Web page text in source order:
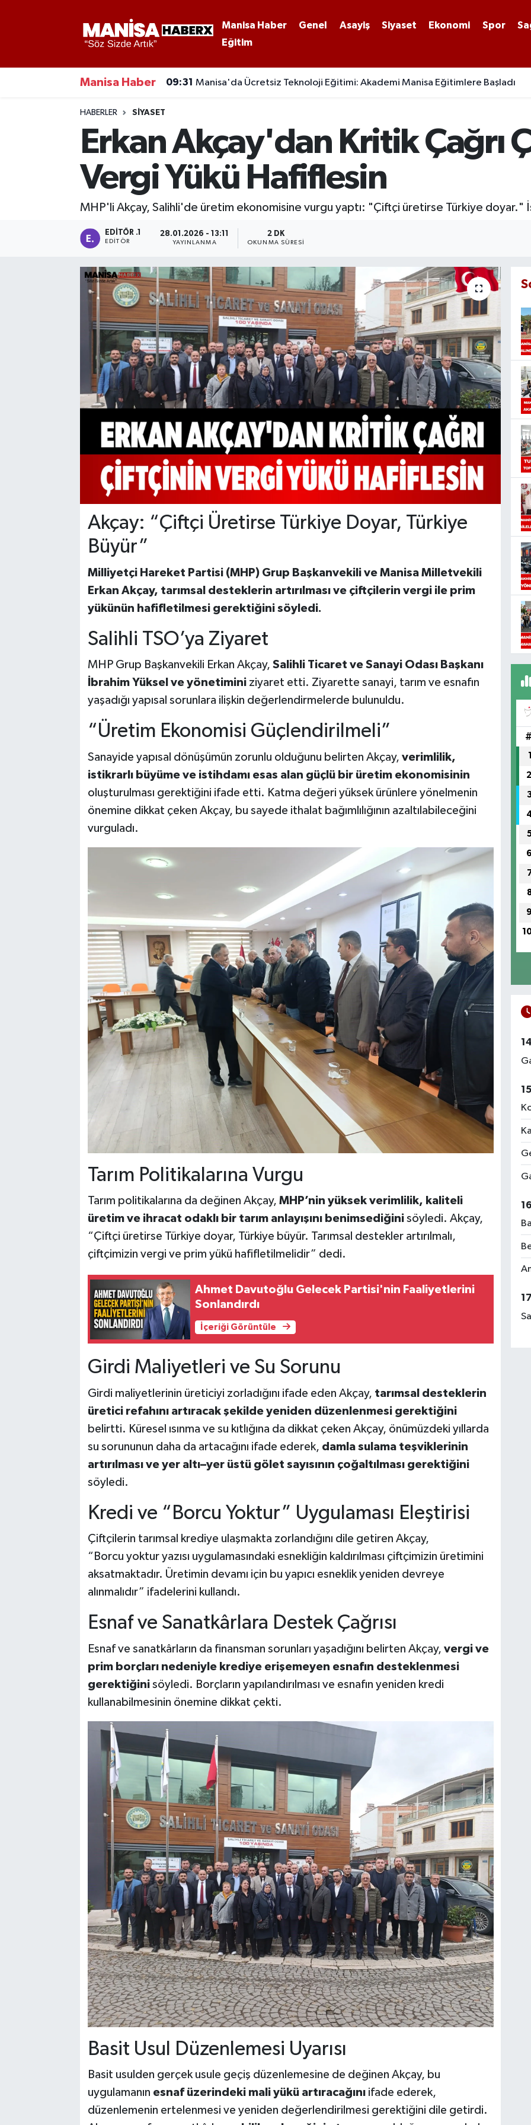
Manisa Haber Genel Asayiş Siyaset Ekonomi Spor
Eğitim
Manisa Haber 09:31 Manisa'da Ücretsiz Teknoloji Eğitimi: Akademi Manisa Eğitimlere Başladı
HABERLER SIYASET
Erkan Akçay'dan Kritik Çağrı
Vergi Yükü Hafiflesin
MHP'li Akçay, Salihli'de üretim ekonomisine vurgu yaptı: "Çiftçi üretirse Türkiye doyar."
EDITÖR .1
EDITÖR
28.01.2026 - 13:11
YAYINLANMA
2 DK
OKUNMA SÜRESI
Akçay: “Çiftçi Üretirse Türkiye Doyar, Türkiye
Büyür”
Milliyetçi Hareket Partisi (MHP) Grup Başkanvekili ve Manisa Milletvekili
Erkan Akçay, tarımsal desteklerin artırılması ve çiftçilerin vergi ile prim
yükünün hafifletilmesi gerektiğini söyledi.
Salihli TSO’ya Ziyaret
MHP Grup Başkanvekili Erkan Akçay, Salihli Ticaret ve Sanayi Odası Başkanı
İbrahim Yüksel ve yönetiminiziyaret etti. Ziyarette sanayi, tarım ve esnafın
yaşadığı yapısal sorunlara ilişkin değerlendirmelerde bulunuldu.
“Üretim Ekonomisi Güçlendirilmeli”
Sanayide yapısal dönüşümün zorunlu olduğunu belirten Akçay, verimlilik,
istikrarlı büyüme ve istihdamı esas alan güçlü bir üretim ekonomisinin
oluşturulması gerektiğini ifade etti. Katma değeri yüksek ürünlere yönelmenin
önemine dikkat çeken Akçay, bu sayede ithalat bağımlılığının azaltılabileceğini
vurguladı.
Tarım Politikalarına Vurgu
Tarım politikalarına da değinen Akçay, MHP’nin yüksek verimlilik, kaliteli
üretim ve ihracat odaklı bir tarım anlayışını benimsediğinisöyledi. Akçay,
“Çiftçi üretirse Türkiye doyar, Türkiye büyür. Tarımsal destekler artırılmalı,
çiftçimizin vergi ve prim yükü hafifletilmelidir” dedi.
Ahmet Davutoğlu Gelecek Partisi'nin Faaliyetlerini
Sonlandırdı
İçeriği Görüntüle
Girdi Maliyetleri ve Su Sorunu
Girdi maliyetlerinin üreticiyi zorladığını ifade eden Akçay, tarımsal desteklerin
üretici refahını artıracak şekilde yeniden düzenlenmesi gerektiğini
belirtti. Küresel ısınma ve su kıtlığına da dikkat çeken Akçay, önümüzdeki yıllarda
su sorununun daha da artacağını ifade ederek, damla sulama teşviklerinin
artırılması ve yer altı–yer üstü gölet sayısının çoğaltılması gerektiğini
söyledi.
Kredi ve “Borcu Yoktur” Uygulaması Eleştirisi
Çiftçilerin tarımsal krediye ulaşmakta zorlandığını dile getiren Akçay,
“Borcu yoktur yazısı uygulamasındaki esnekliğin kaldırılması çiftçimizin üretimini
aksatmaktadır. Üretimin devamı için bu yapıcı esneklik yeniden devreye
alınmalıdır” ifadelerini kullandı.
Esnaf ve Sanatkârlara Destek Çağrısı
Esnaf ve sanatkârların da finansman sorunları yaşadığını belirten Akçay, vergi ve
prim borçları nedeniyle krediye erişemeyen esnafın desteklenmesi
gerektiğinisöyledi. Borçların yapılandırılması ve esnafın yeniden kredi
kullanabilmesinin önemine dikkat çekti.
Basit Usul Düzenlemesi Uyarısı
Basit usulden gerçek usule geçiş düzenlemesine de değinen Akçay, bu
uygulamanın esnaf üzerindeki mali yükü artıracağınıifade ederek,
düzenlemenin ertelenmesi ve yeniden değerlendirilmesi gerektiğini dile getirdi.
#
1
2
6
9
Kültür-Sanat
Gizlilik Sözleşmesi
Manisa Nöbetçi Eczaneler
Manisa Hava Durumu
Manisa Trafik Yoğunluk Haritası
Süper Lig Puan Durumu ve Fikstür
Son Dakika Haberleri